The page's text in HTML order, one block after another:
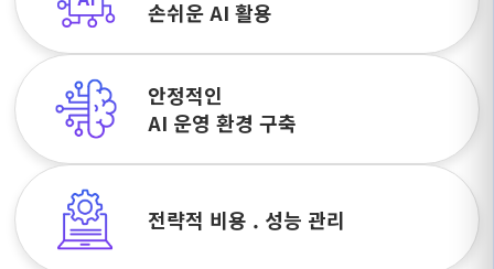
손쉬운 AI 활용
안정적인
AI 운영 환경 구축
전략적 비용 . 성능 관리